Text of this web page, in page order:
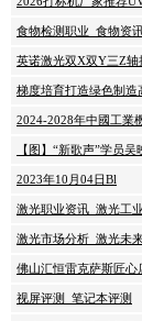
食物检测职业_食物资
英诺激光双X双Y三Z
梯度培育打造绿色制造
2024-2028年中國工業
【图】“新歌声”学员
2023年10月04日Bl
激光职业资讯_激光工
激光市场分析_激光未
佛山汇恒雷克萨斯匠心
视屏评测_笔记本评测